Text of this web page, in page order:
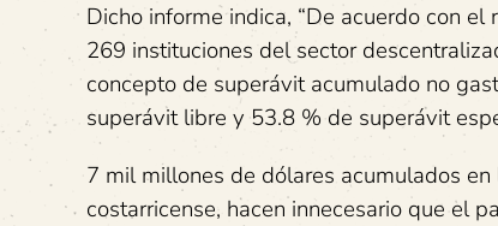
Dicho informe indica, “De acuerdo con
269 instituciones del sector
concepto de superávit acumulado no
superávit libre y 53.8 % de superávit
7 mil millones de dólares acumulados
costarricense, hacen innecesario que el